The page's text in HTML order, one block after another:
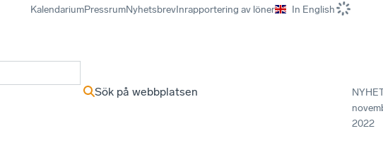
KalendariumPressrumNyhetsbrevInrapportering av löner In English
Sök på webbplatsen
2022